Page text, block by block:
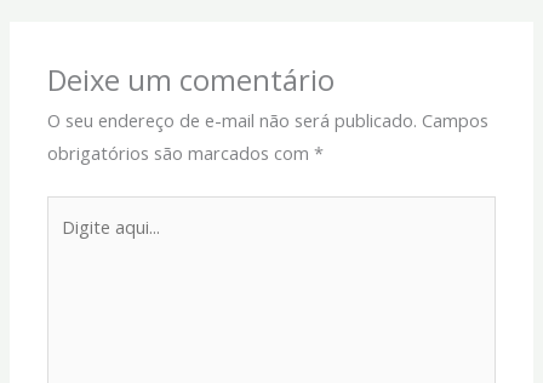
Deixe um comentário
O seu endereço de e-mail não será publicado. Campos
obrigatórios são marcados com*
aqui...